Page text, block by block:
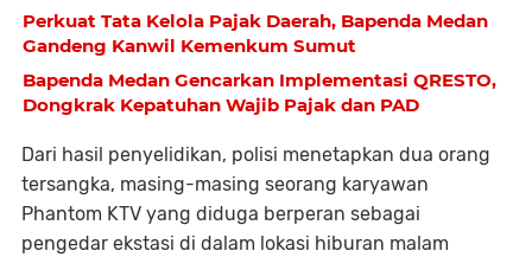
Perkuat Tata Kelola Pajak Daerah, Bapenda Medan
Gandeng Kanwil Kemenkum Sumut
Bapenda Medan Gencarkan Implementasi QRESTO,
Dongkrak Kepatuhan Wajib Pajak dan PAD
Dari hasil penyelidikan, polisi menetapkan dua orang
tersangka, masing-masing seorang karyawan
Phantom KTV yang diduga berperan sebagai
pengedar ekstasi di dalam lokasi hiburan malam